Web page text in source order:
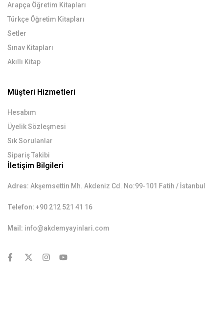
Arapça Öğretim Kitapları
Türkçe Öğretim Kitapları
Setler
Sınav Kitapları
Akıllı Kitap
Müşteri Hizmetleri
Hesabım
Üyelik Sözleşmesi
Sık Sorulanlar
Sipariş Takibi
İletişim Bilgileri
Adres: Akşemsettin Mh. Akdeniz Cd. No:99-101 Fatih / İstanbul
Telefon: +90 212 521 41 16
Mail: info@akdemyayinlari.com